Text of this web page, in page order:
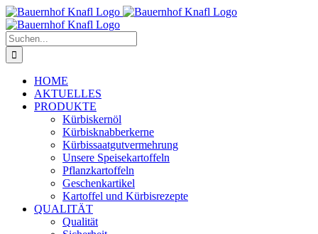
Zum
Inhalt
springen
Suche
nach:
HOME
AKTUELLES
PRODUKTE
Kürbiskernöl
Kürbisknabberkerne
Kürbissaatgutvermehrung
Unsere Speisekartoffeln
Pflanzkartoffeln
Geschenkartikel
Kartoffel und Kürbisrezepte
QUALITÄT
Qualität